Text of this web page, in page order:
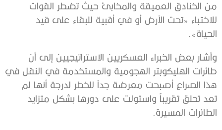
من الخنادق العميقة والمخابئ حيث تضطر القوات
للاختباء «تحت الأرض أو في أقبية للبقاء على قيد
الحياة».
وأشار بعض الخبراء العسكريين الاستراتيجيين إلى أن
طائرات الهليكوبتر الهجومية والمستخدمة في النقل في
هذا الصراع أصبحت معرضة جداً للخطر لدرجة أنها لم
تعد تحلق تقريباً واستولت على دورها بشكل متزايد
الطائرات المسيرة.